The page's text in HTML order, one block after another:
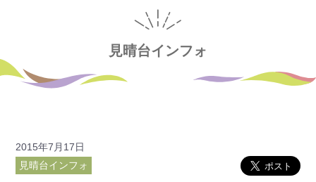
見晴台インフォ
2015年7月17日
見晴台インフォ